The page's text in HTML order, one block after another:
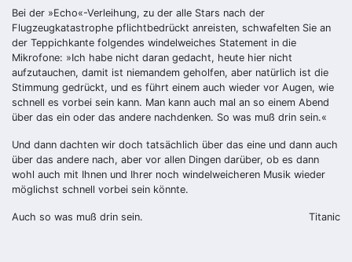
Bei der »Echo«-Verleihung, zu der alle Stars nach der
Flugzeugkatastrophe pflichtbedrückt anreisten, schwafelten Sie an
der Teppichkante folgendes windelweiches Statement in die
Mikrofone: »Ich habe nicht daran gedacht, heute hier nicht
aufzutauchen, damit ist niemandem geholfen, aber natürlich ist die
Stimmung gedrückt, und es führt einem auch wieder vor Augen, wie
schnell es vorbei sein kann. Man kann auch mal an so einem Abend
über das ein oder das andere nachdenken. So was muß drin sein.«
Und dann dachten wir doch tatsächlich über das eine und dann auch
über das andere nach, aber vor allen Dingen darüber, ob es dann
wohl auch mit Ihnen und Ihrer noch windelweicheren Musik wieder
möglichst schnell vorbei sein könnte.
Auch so was muß drin sein. Titanic